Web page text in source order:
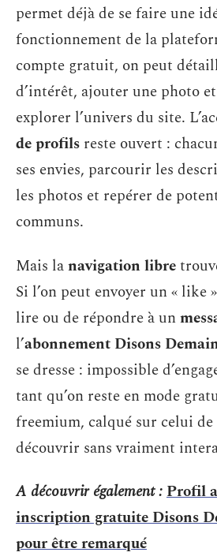
permet déjà de se faire une
fonctionnement de la
compte gratuit, on peut
d’intérêt, ajouter une photo
explorer l’univers du site.
de profils reste ouvert :
ses envies, parcourir les
les photos et repérer de
communs.
Mais lanavigation libre
Si l’on peut envoyer un « like
lire ou de répondre à un
l’abonnement Disons
se dresse : impossible
tant qu’on reste en mode
freemium, calqué sur celui
découvrir sans vraiment
A découvrir également :Profil
inscription gratuite Disons
pour être remarqué